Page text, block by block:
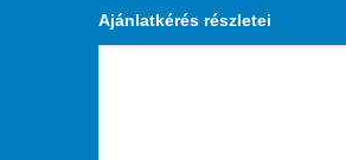
Ajánlatkérés részletei